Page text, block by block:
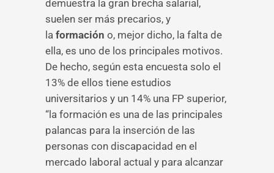
demuestra la gran brecha salarial,
suelen ser más precarios, y
la formación o, mejor dicho, la falta de
ella, es uno de los principales motivos.
De hecho, según esta encuesta solo el
13% de ellos tiene estudios
universitarios y un 14% una FP superior,
“la formación es una de las principales
palancas para la inserción de las
personas con discapacidad en el
mercado laboral actual y para alcanzar